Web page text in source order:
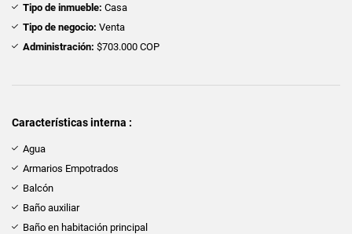
Tipo de inmueble: Casa
Tipo de negocio: Venta
Administración: $703.000 COP
Características interna :
Agua
Armarios Empotrados
Balcón
Baño auxiliar
Baño en habitación principal